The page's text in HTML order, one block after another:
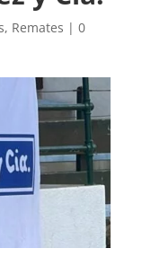
, Remates | 0